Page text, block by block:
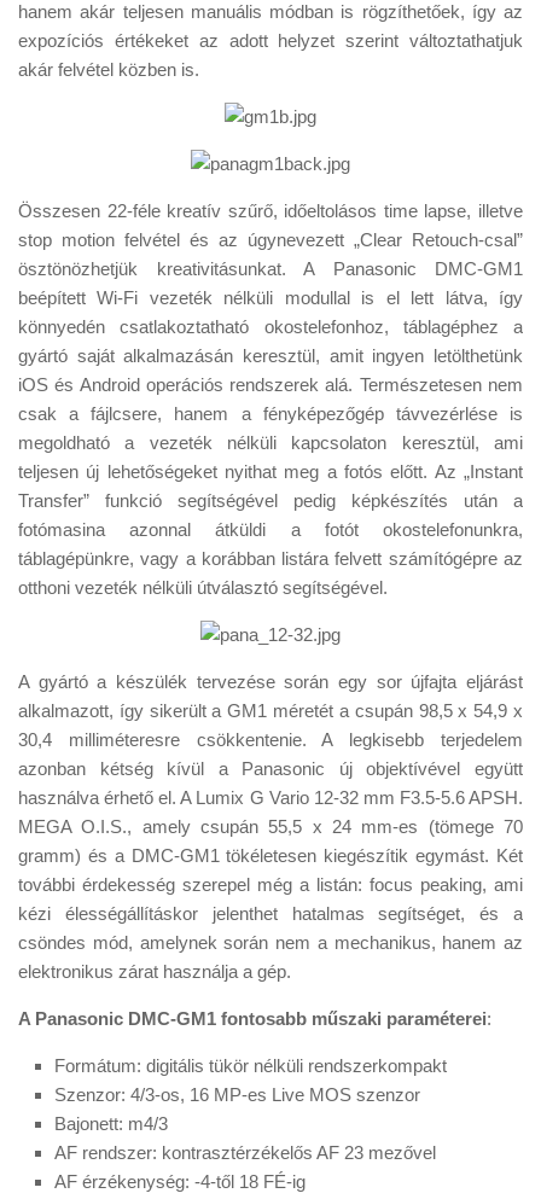
hanem akár teljesen manuális módban is rögzíthetőek, így az
expozíciós értékeket az adott helyzet szerint változtathatjuk
akár felvétel közben is.
Összesen 22-féle kreatív szűrő, időeltolásos time lapse, illetve
stop motion felvétel és az úgynevezett „Clear Retouch-csal”
ösztönözhetjük kreativitásunkat. A Panasonic DMC-GM1
beépített Wi-Fi vezeték nélküli modullal is el lett látva, így
könnyedén csatlakoztatható okostelefonhoz, táblagéphez a
gyártó saját alkalmazásán keresztül, amit ingyen letölthetünk
iOS és Android operációs rendszerek alá. Természetesen nem
csak a fájlcsere, hanem a fényképezőgép távvezérlése is
megoldható a vezeték nélküli kapcsolaton keresztül, ami
teljesen új lehetőségeket nyithat meg a fotós előtt. Az „Instant
Transfer” funkció segítségével pedig képkészítés után a
fotómasina azonnal átküldi a fotót okostelefonunkra,
táblagépünkre, vagy a korábban listára felvett számítógépre az
otthoni vezeték nélküli útválasztó segítségével.
A gyártó a készülék tervezése során egy sor újfajta eljárást
alkalmazott, így sikerült a GM1 méretét a csupán 98,5 x 54,9 x
30,4 milliméteresre csökkentenie. A legkisebb terjedelem
azonban kétség kívül a Panasonic új objektívével együtt
használva érhető el. A Lumix G Vario 12-32 mm F3.5-5.6 APSH.
MEGA O.I.S., amely csupán 55,5 x 24 mm-es (tömege 70
gramm) és a DMC-GM1 tökéletesen kiegészítik egymást. Két
további érdekesség szerepel még a listán: focus peaking, ami
kézi élességállításkor jelenthet hatalmas segítséget, és a
csöndes mód, amelynek során nem a mechanikus, hanem az
elektronikus zárat használja a gép.
A Panasonic DMC-GM1 fontosabb műszaki paraméterei:
Formátum: digitális tükör nélküli rendszerkompakt
Szenzor: 4/3-os, 16 MP-es Live MOS szenzor
Bajonett: m4/3
AF rendszer: kontrasztérzékelős AF 23 mezővel
AF érzékenység: -4-től 18 FÉ-ig